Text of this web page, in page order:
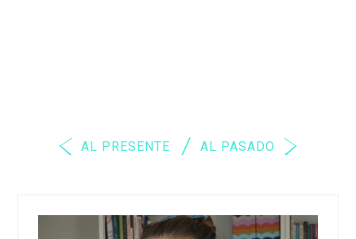
AL PRESENTE AL PASADO